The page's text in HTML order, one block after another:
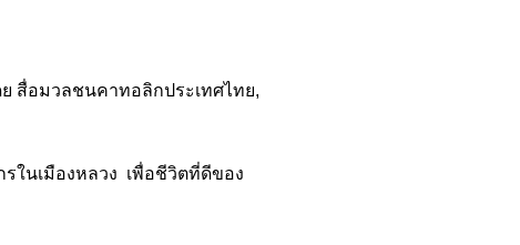
ย สื่อมวลชนคาทอลิกประเทศไทย,
ในเมืองหลวง เพื่อชีวิตที่ดีของ